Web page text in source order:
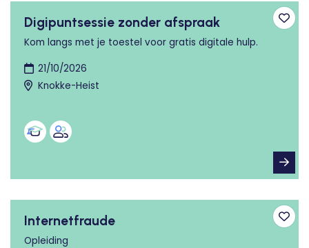
Digipuntsessie zonder afspraak
Kom langs met je toestel voor gratis digitale hulp.
21/10/2026
Knokke-Heist
Internetfraude
Opleiding